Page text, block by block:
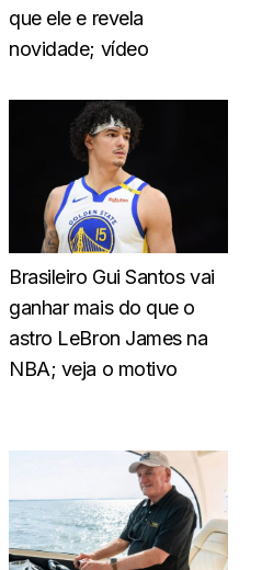
que ele e revela
novidade; vídeo
Brasileiro Gui Santos vai
ganhar mais do que o
astro LeBron James na
NBA; veja o motivo